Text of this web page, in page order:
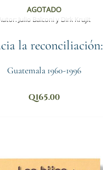
AGOTADO
Julio Balconi y Dirk Krujit
la reconciliación:
Guatemala 1960-1996
Q165.00